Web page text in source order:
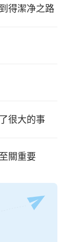
得潔净之路
很大的事
關重要